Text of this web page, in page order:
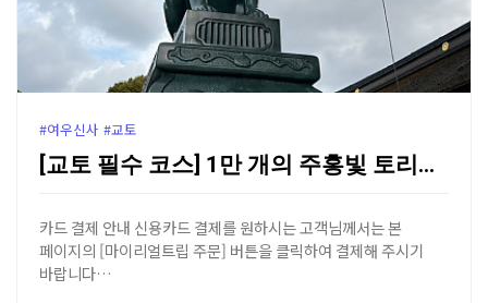
#여우신사 #교토
[교토 필수 코스] 1만 개의 주홍빛 토리이 길, 후시…
카드 결제 안내 신용카드 결제를 원하시는 고객님께서는 본
페이지의 [마이리얼트립 주문] 버튼을 클릭하여 결제해 주시기
바랍니다…